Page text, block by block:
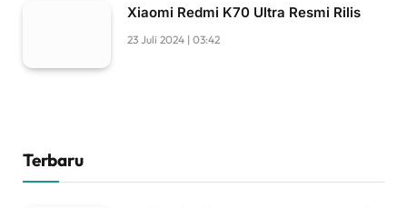
Xiaomi Redmi K70 Ultra Resmi Rilis
23 Juli 2024 | 03:42
Terbaru